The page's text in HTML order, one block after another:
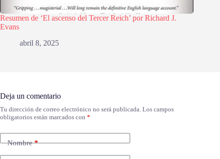
Resumen de ‘El ascenso del Tercer Reich’ por Richard J.
Evans
abril 8, 2025
Deja un comentario
Tu dirección de correo electrónico no será publicada. Los campos
obligatorios están marcados con *
Nombre*